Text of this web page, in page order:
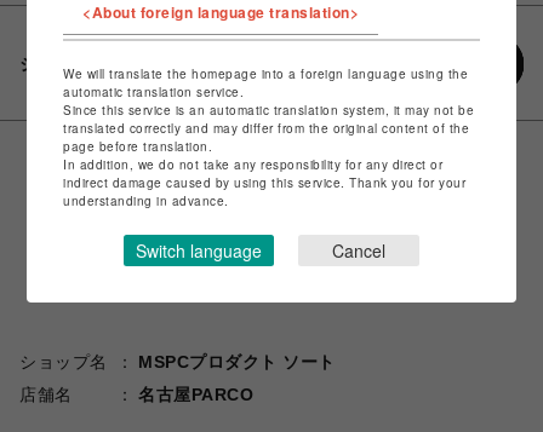
シェアする
ショップ名
MSPCプロダクト ソート
店舗名
名古屋PARCO
<About foreign language translation>
We will translate the homepage into a foreign language using the
automatic translation service.
Since this service is an automatic translation system, it may not be
translated correctly and may differ from the original content of the
page before translation.
In addition, we do not take any responsibility for any direct or
indirect damage caused by using this service. Thank you for your
understanding in advance.
Switch language Cancel